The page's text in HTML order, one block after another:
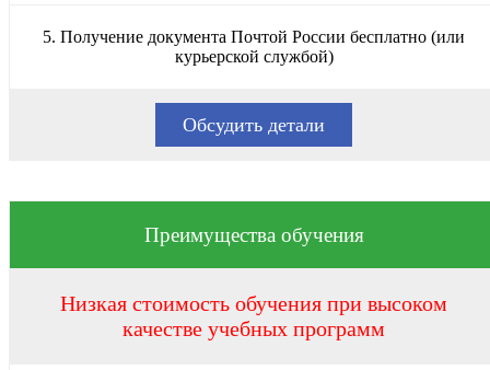
5. Получение документа Почтой России бесплатно (или
курьерской службой)
Обсудить детали
Преимущества обучения
Низкая стоимость обучения при высоком
качестве учебных программ